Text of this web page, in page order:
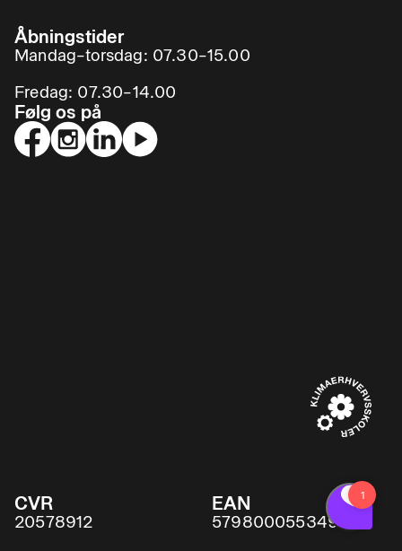
Åbningstider
Mandag–torsdag: 07.30–15.00
Fredag: 07.30–14.00
Følg os på
CVR
20578912
EAN
5798000553491